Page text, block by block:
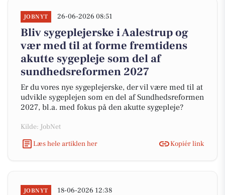
JOBNYT 26-06-2026 08:51
Bliv sygeplejerske i Aalestrup og
vær med til at forme fremtidens
akutte sygepleje som del af
sundhedsreformen 2027
Er du vores nye sygeplejerske, der vil være med til at
udvikle sygeplejen som en del af Sundhedsreformen
2027, bl.a. med fokus på den akutte sygepleje?
Kilde: JobNet
Læs hele artiklen her
Kopiér link
JOBNYT 18-06-2026 12:38